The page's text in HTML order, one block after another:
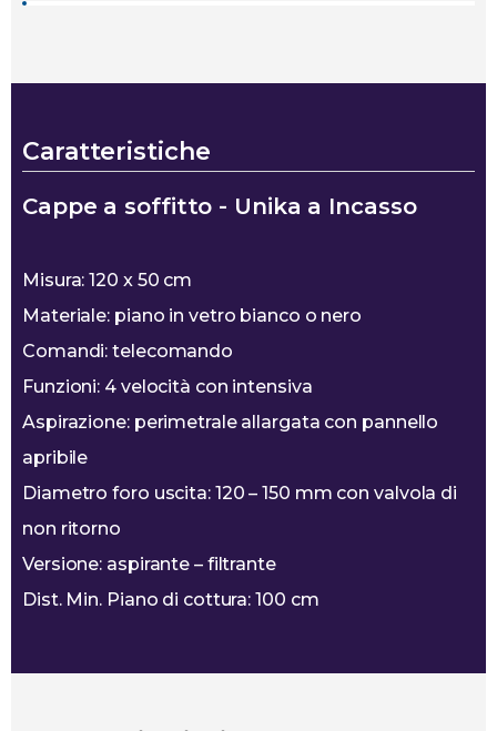
Caratteristiche
Cappe a soffitto - Unika a Incasso
Misura: 120 x 50 cm
Materiale: piano in vetro bianco o nero
Comandi: telecomando
Funzioni: 4 velocità con intensiva
Aspirazione: perimetrale allargata con pannello
apribile
Diametro foro uscita: 120 – 150 mm con valvola di
non ritorno
Versione: aspirante – filtrante
Dist. Min. Piano di cottura: 100 cm